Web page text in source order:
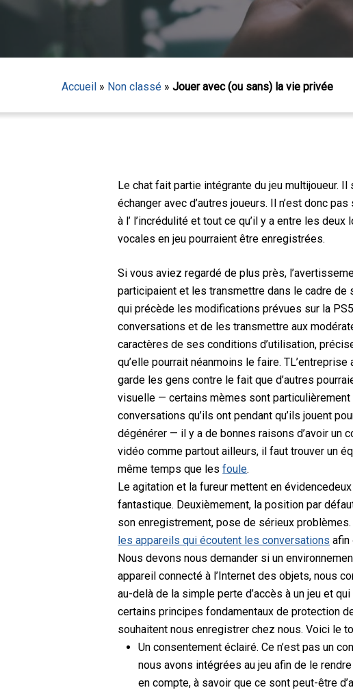
Accueil » Non classé » Jouer avec (ou sans) la vie privée
Le chat fait partie intégrante du jeu multijoueur.
échanger avec d’autres joueurs. Il n’est donc
à l’ l’incrédulité et tout ce qu’il y a entre les
vocales en jeu pourraient être enregistrées.
Si vous aviez regardé de plus près,
participaient et les transmettre dans le cadre de
qui précède les modifications prévues sur la
conversations et de les transmettre aux
caractères de ses conditions d’utilisation,
qu’elle pourrait néanmoins le faire.T
garde les gens contre le fait que d’autres
visuelle — certains mèmes sont
conversations qu’ils ont pendant qu’ils jouent
dégénérer — il y a de bonnes raisons d’avoir un
vidéo comme partout ailleurs, il faut trouver un
même temps que lesfoule.
Le agitation et la fureurmettent en évidence
fantastique. Deuxièmement, la position par
son enregistrement, pose de sérieux
les appareils qui écoutent les conversations afin
Nous devons nous demander si un
appareil connecté à l’Internet des objets, nous
au-delà de la simple perte d’accès à un jeu et
certains principes fondamentaux de protection
souhaitent nous enregistrer chez nous. Voici le
Un consentement éclairé. Ce n’est pas un
nous avons intégrées au jeu afin de le
en compte, à savoir que ce sont peut-être